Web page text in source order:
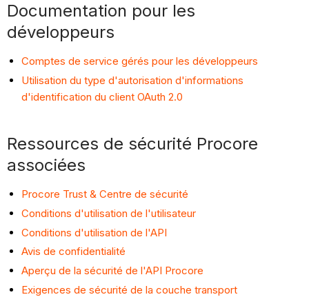
Documentation pour les
développeurs
Comptes de service gérés pour les développeurs
Utilisation du type d'autorisation d'informations
d'identification du client OAuth 2.0
Ressources de sécurité Procore
associées
Procore Trust & Centre de sécurité
Conditions d'utilisation de l'utilisateur
Conditions d'utilisation de l'API
Avis de confidentialité
Aperçu de la sécurité de l'API Procore
Exigences de sécurité de la couche transport